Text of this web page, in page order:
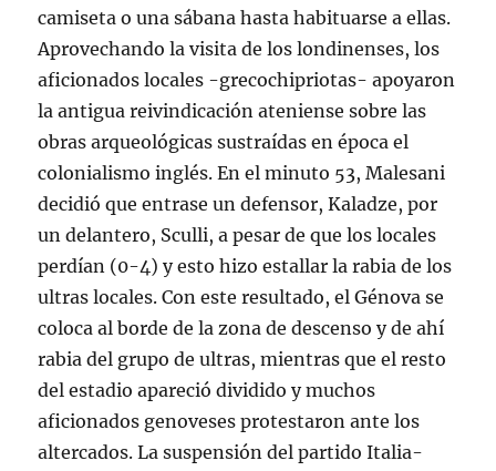
camiseta o una sábana hasta habituarse a ellas.
Aprovechando la visita de los londinenses, los
aficionados locales -grecochipriotas- apoyaron
la antigua reivindicación ateniense sobre las
obras arqueológicas sustraídas en época el
colonialismo inglés. En el minuto 53, Malesani
decidió que entrase un defensor, Kaladze, por
un delantero, Sculli, a pesar de que los locales
perdían (0-4) y esto hizo estallar la rabia de los
ultras locales. Con este resultado, el Génova se
coloca al borde de la zona de descenso y de ahí
rabia del grupo de ultras, mientras que el resto
del estadio apareció dividido y muchos
aficionados genoveses protestaron ante los
altercados. La suspensión del partido Italia-